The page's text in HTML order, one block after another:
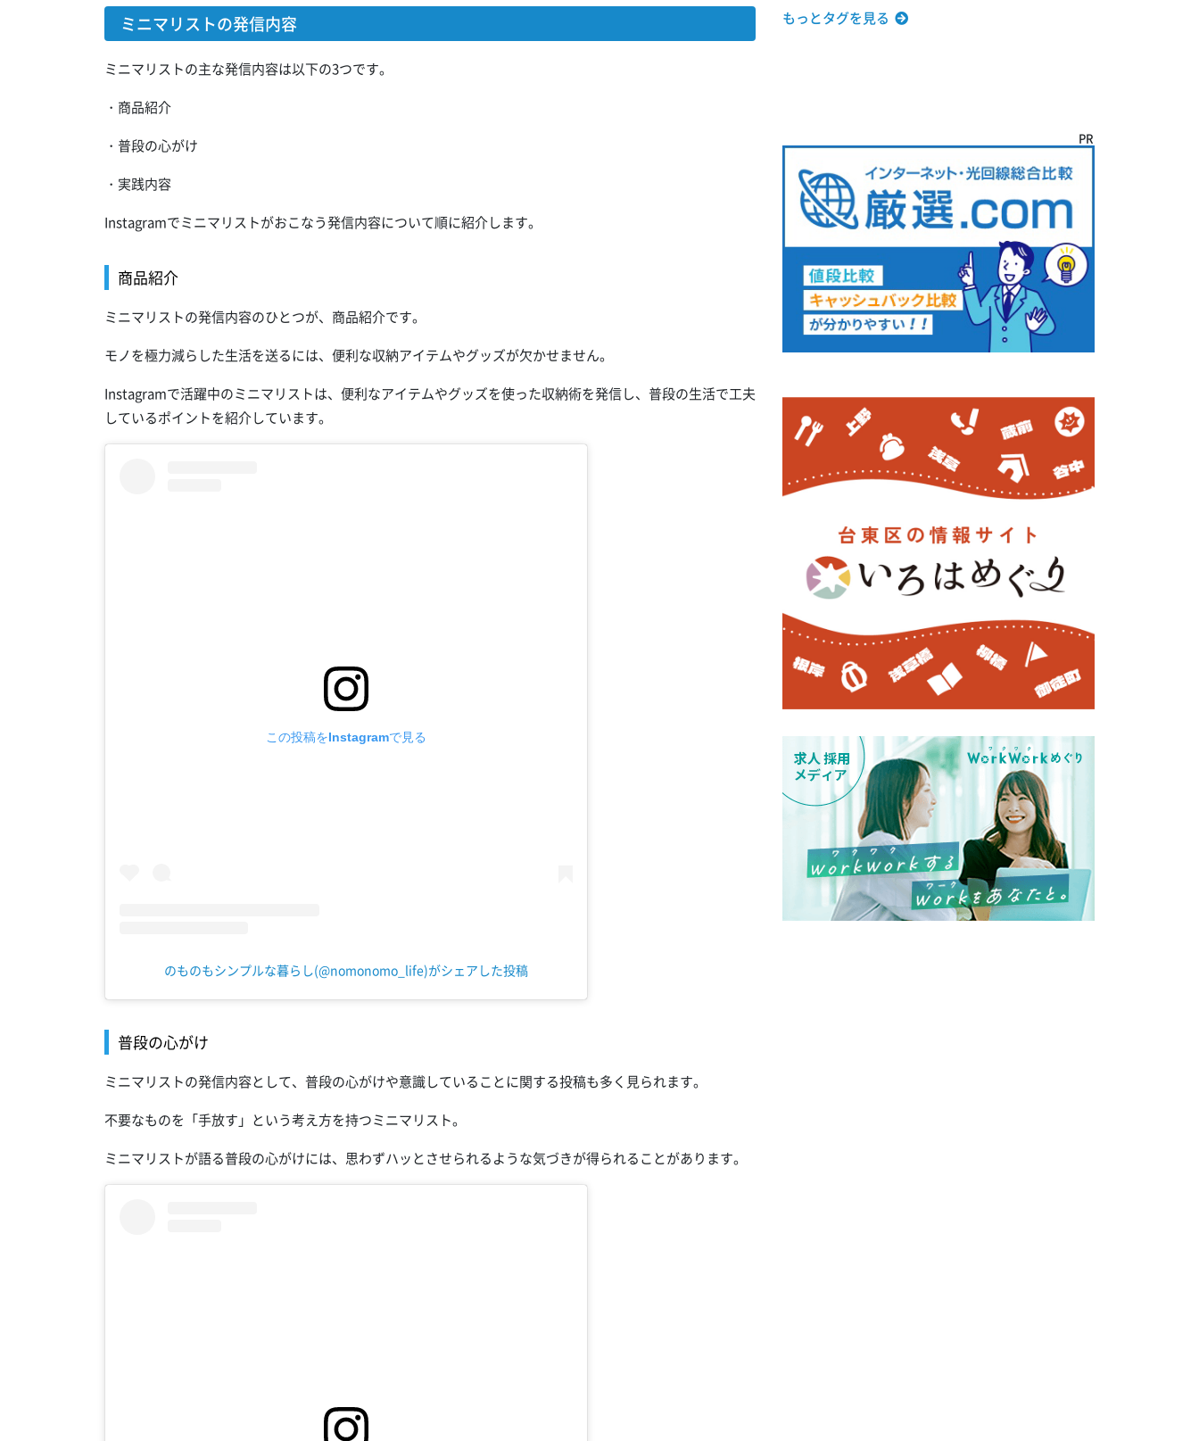
ミニマリストの発信内容
ミニマリストの主な発信内容は以下の3つです。
・商品紹介
・普段の心がけ
・実践内容
Instagramでミニマリストがおこなう発信内容について順に紹介します。
商品紹介
ミニマリストの発信内容のひとつが、商品紹介です。
モノを極力減らした生活を送るには、便利な収納アイテムやグッズが欠かせません。
Instagramで活躍中のミニマリストは、便利なアイテムやグッズを使った収納術を発信し、普段の生活で工夫
しているポイントを紹介しています。
この投稿をInstagramで見る
のものもシンプルな暮らし(@nomonomo_life)がシェアした投稿
普段の心がけ
ミニマリストの発信内容として、普段の心がけや意識していることに関する投稿も多く見られます。
不要なものを「手放す」という考え方を持つミニマリスト。
ミニマリストが語る普段の心がけには、思わずハッとさせられるような気づきが得られることがあります。
もっとタグを見る
PR